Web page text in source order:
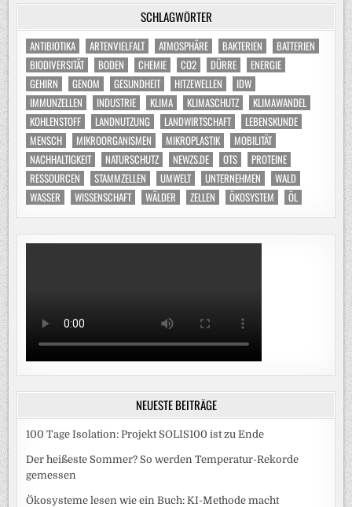
SCHLAGWÖRTER
ANTIBIOTIKA ARTENVIELFALT ATMOSPHÄRE BAKTERIEN
BATTERIEN
BIODIVERSITÄT
BODEN CHEMIE CO2 DÜRRE
ENERGIE
GEHIRN
GENOM GESUNDHEIT HITZEWELLEN
IDW
IMMUNZELLEN
INDUSTRIE KLIMA KLIMASCHUTZ
KLIMAWANDEL
KOHLENSTOFF
LANDNUTZUNG LANDWIRTSCHAFT
LEBENSKUNDE
MENSCH
MIKROORGANISMEN MIKROPLASTIK
MOBILITÄT
NACHHALTIGKEIT
NATURSCHUTZ NEWZS.DE OTS
PROTEINE
RESSOURCEN
STAMMZELLEN UMWELT UNTERNEHMEN
WALD
WASSER
WISSENSCHAFT WÄLDER ZELLEN ÖKOSYSTEM ÖL
NEUESTE BEITRÄGE
100 Tage Isolation: Projekt SOLIS100 ist zu Ende
Der heißeste Sommer? So werden Temperatur-Rekorde
gemessen
Ökosysteme lesen wie ein Buch: KI-Methode macht